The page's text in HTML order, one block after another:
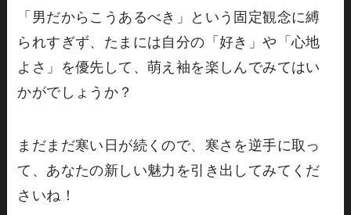
「男だからこうあるべき」という固定観念に縛
られすぎず、たまには自分の「好き」や「心地
よさ」を優先して、萌え袖を楽しんでみてはい
かがでしょうか？
まだまだ寒い日が続くので、寒さを逆手に取っ
て、あなたの新しい魅力を引き出してみてくだ
さいね！